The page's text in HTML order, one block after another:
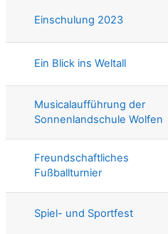
Einschulung 2023
Ein Blick ins Weltall
Musicalaufführung der
Sonnenlandschule Wolfen
Freundschaftliches
Fußballturnier
Spiel- und Sportfest